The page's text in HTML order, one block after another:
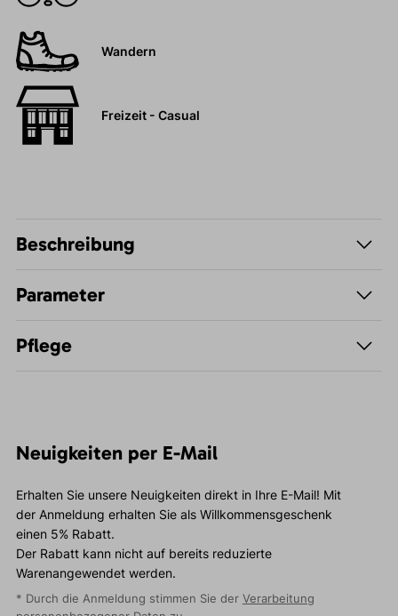
Wandern
Freizeit - Casual
Beschreibung
Parameter
Pflege
Neuigkeiten per E-Mail
Erhalten Sie unsere Neuigkeiten direkt in Ihre E-Mail! Mit
der Anmeldung erhalten Sie als Willkommensgeschenk
einen 5% Rabatt.
Der Rabatt kann nicht auf bereits reduzierte
Warenangewendet werden.
* Durch die Anmeldung stimmen Sie der Verarbeitung